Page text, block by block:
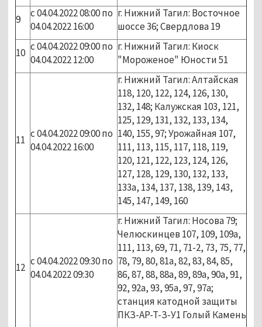
9
с 04.04.2022 08:00 по
04.04.2022 16:00
г. Нижний Тагил: Восточное
шоссе 36; Свердлова 19
10 с 04.04.2022 09:00 по
04.04.2022 12:00
г. Нижний Тагил: Киоск
"Мороженое" Юности 51
11 с 04.04.2022 09:00 по
04.04.2022 16:00
г. Нижний Тагил: Алтайская
118, 120, 122, 124, 126, 130,
132, 148; Калужская 103, 121,
125, 129, 131, 132, 133, 134,
140, 155, 97; Урожайная 107,
111, 113, 115, 117, 118, 119,
120, 121, 122, 123, 124, 126,
127, 128, 129, 130, 132, 133,
133а, 134, 137, 138, 139, 143,
145, 147, 149, 160
12 с 04.04.2022 09:30 по
04.04.2022 09:30
г. Нижний Тагил: Носова 79;
Челюскинцев 107, 109, 109а,
111, 113, 69, 71, 71-2, 73, 75, 77,
78, 79, 80, 81а, 82, 83, 84, 85,
86, 87, 88, 88а, 89, 89а, 90а, 91,
92, 92а, 93, 95а, 97, 97а;
станция катодной защиты
ПКЗ-АР-Т-З-У1 Голый Камень